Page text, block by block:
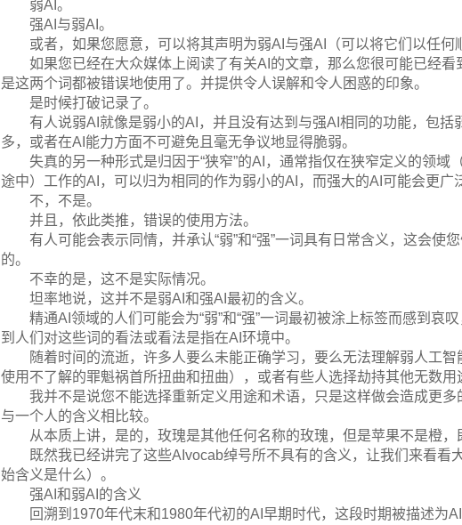
弱AI。
强AI与弱AI。
或者，如果您愿意，可以将其声明为弱AI与强AI（可以将它们以任何
如果您已经在大众媒体上阅读了有关AI的文章，那么您很可能已经看
是这两个词都被错误地使用了。并提供令人误解和令人困惑的印象。
是时候打破记录了。
有人说弱AI就像是弱小的AI，并且没有达到与强AI相同的功能，包
多，或者在AI能力方面不可避免且毫无争议地显得脆弱。
失真的另一种形式是归因于“狭窄”的AI，通常指仅在狭窄定义的领域
途中）工作的AI，可以归为相同的作为弱小的AI，而强大的AI可能会更广
不，不是。
并且，依此类推，错误的使用方法。
有人可能会表示同情，并承认“弱”和“强”一词具有日常含义，这会使
的。
不幸的是，这不是实际情况。
坦率地说，这并不是弱AI和强AI最初的含义。
精通AI领域的人们可能会为“弱”和“强”一词最初被涂上标签而感到哀
到人们对这些词的看法或看法是指在AI环境中。
随着时间的流逝，许多人要么未能正确学习，要么无法理解弱人工
使用不了解的罪魁祸首所扭曲和扭曲），或者有些人选择劫持其他无数用
我并不是说您不能选择重新定义用途和术语，只是这样做会造成更
与一个人的含义相比较。
从本质上讲，是的，玫瑰是其他任何名称的玫瑰，但是苹果不是橙
既然我已经讲完了这些AIvocab绰号所不具有的含义，让我们来看看
始含义是什么）。
强AI和弱AI的含义
回溯到1970年代末和1980年代初的AI早期时代，这段时期被描述为